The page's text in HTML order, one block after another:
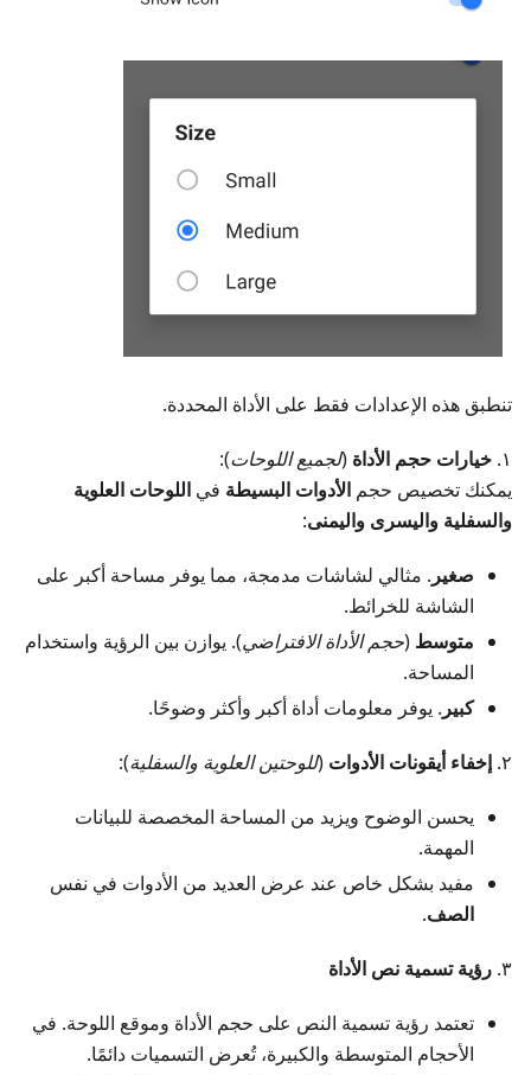
تنطبق هذه الإعدادات فقط على الأداة المحددة.
١. خيارات حجم الأداة (لجميع اللوحات):
يمكنك تخصيص حجم الأدوات البسيطة في اللوحات العلوية
والسفلية واليسرى واليمنى:
صغير. مثالي لشاشات مدمجة، مما يوفر مساحة أكبر على
الشاشة للخرائط.
متوسط (حجم الأداة الافتراضي). يوازن بين الرؤية واستخدام
المساحة.
كبير. يوفر معلومات أداة أكبر وأكثر وضوحًا.
٢. إخفاء أيقونات الأدوات (للوحتين العلوية والسفلية):
يحسن الوضوح ويزيد من المساحة المخصصة للبيانات
المهمة.
مفيد بشكل خاص عند عرض العديد من الأدوات في نفس
الصف.
٣. رؤية تسمية نص الأداة
تعتمد رؤية تسمية النص على حجم الأداة وموقع اللوحة. في
الأحجام المتوسطة والكبيرة، تُعرض التسميات دائمًا.